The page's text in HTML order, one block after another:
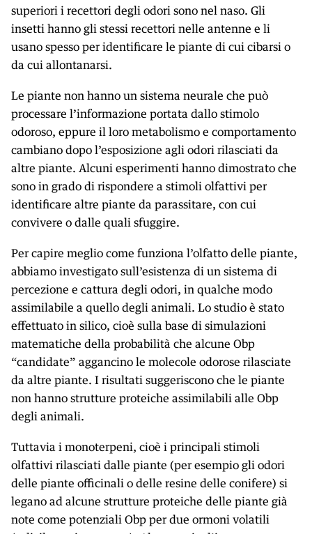
superiori i recettori degli odori sono nel naso. Gli
insetti hanno gli stessi recettori nelle antenne e li
usano spesso per identificare le piante di cui cibarsi o
da cui allontanarsi.
Le piante non hanno un sistema neurale che può
processare l’informazione portata dallo stimolo
odoroso, eppure il loro metabolismo e comportamento
cambiano dopo l’esposizione agli odori rilasciati da
altre piante. Alcuni esperimenti hanno dimostrato che
sono in grado di rispondere a stimoli olfattivi per
identificare altre piante da parassitare, con cui
convivere o dalle quali sfuggire.
Per capire meglio come funziona l’olfatto delle piante,
abbiamo investigato sull’esistenza di un sistema di
percezione e cattura degli odori, in qualche modo
assimilabile a quello degli animali. Lo studio è stato
effettuato in silico, cioè sulla base di simulazioni
matematiche della probabilità che alcune Obp
“candidate” aggancino le molecole odorose rilasciate
da altre piante. I risultati suggeriscono che le piante
non hanno strutture proteiche assimilabili alle Obp
degli animali.
Tuttavia i monoterpeni, cioè i principali stimoli
olfattivi rilasciati dalle piante (per esempio gli odori
delle piante officinali o delle resine delle conifere) si
legano ad alcune strutture proteiche delle piante già
note come potenziali Obp per due ormoni volatili